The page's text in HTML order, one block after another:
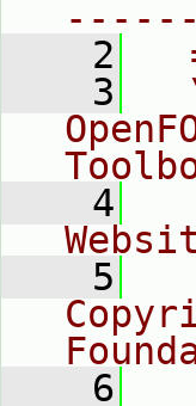
    2
    3
    4
    5
    6